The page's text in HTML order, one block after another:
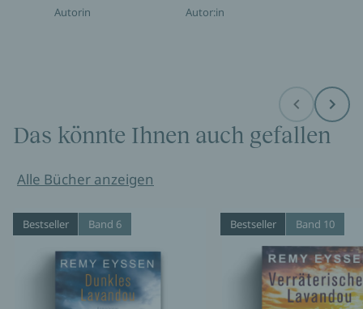
Autorin Autor:in
Before Next
Das könnte Ihnen auch gefallen
Alle Bücher anzeigen
Bestseller Band 6 Bestseller Band 10